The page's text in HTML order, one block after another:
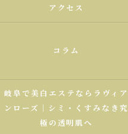
アクセス
コラム
岐阜で美白エステならラヴィア
ンローズ｜シミ・くすみなき究
極の透明肌へ